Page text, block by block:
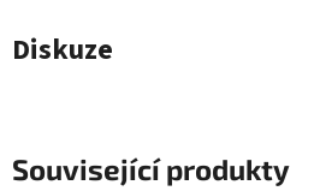
Diskuze
Související produkty